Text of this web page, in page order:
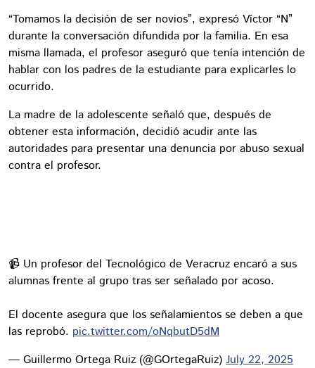
“Tomamos la decisión de ser novios”, expresó Víctor “N”
durante la conversación difundida por la familia. En esa
misma llamada, el profesor aseguró que tenía intención de
hablar con los padres de la estudiante para explicarles lo
ocurrido.
La madre de la adolescente señaló que, después de
obtener esta información, decidió acudir ante las
autoridades para presentar una denuncia por abuso sexual
contra el profesor.
📹 Un profesor del Tecnológico de Veracruz encaró a sus
alumnas frente al grupo tras ser señalado por acoso.
El docente asegura que los señalamientos se deben a que
las reprobó. pic.twitter.com/oNqbutD5dM
— Guillermo Ortega Ruiz (@GOrtegaRuiz) July 22, 2025